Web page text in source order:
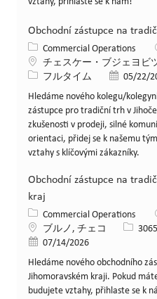
Obchodní zástupce na
カテゴリー
Commercial Operations
場所チェスケー・ブジェヨビ
役職フルタイム 投稿日05/22/
Hledáme nového kolegu/
zástupce pro tradiční trh v
zkušenosti v prodeji, silné
orientaci, přidej se k našemu
vztahy s klíčovými zákazníky.
Obchodní zástupce na
kraj
カテゴリー
Commercial Operations
場所ブルノ, チェコ 求人ID
投稿日07/14/2026
Hledáme nového obchodního
Jihomoravském kraji. Pokud
budujete vztahy, přihlaste se k